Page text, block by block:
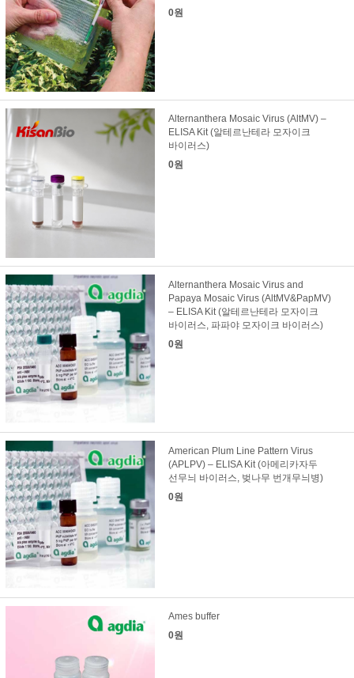
0원
Alternanthera Mosaic Virus (AltMV) –
ELISA Kit (알테르난테라 모자이크
바이러스)
0원
Alternanthera Mosaic Virus and
Papaya Mosaic Virus (AltMV&PapMV)
– ELISA Kit (알테르난테라 모자이크
바이러스, 파파야 모자이크 바이러스)
0원
American Plum Line Pattern Virus
(APLPV) – ELISA Kit (아메리카자두
선무늬 바이러스, 벚나무 번개무늬병)
0원
Ames buffer
0원